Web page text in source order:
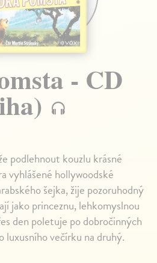
- CD
podlehnout kouzlu krásné
vyhlášené hollywoodské
šejka, žije pozoruhodný
jako princeznu, lehkomyslnou
den poletuje po dobročinných
luxusního večírku na druhý.